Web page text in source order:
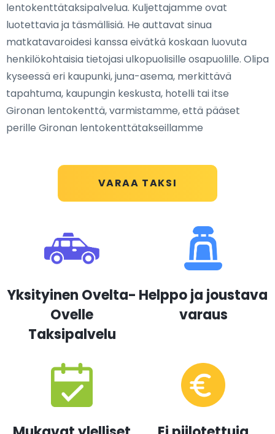
VARAA TAKSI
lentokenttätaksipalvelua. Kuljettajamme ovat
luotettavia ja täsmällisiä. He auttavat sinua
matkatavaroidesi kanssa eivätkä koskaan luovuta
henkilökohtaisia tietojasi ulkopuolisille osapuolille. Olipa
kyseessä eri kaupunki, juna-asema, merkittävä
tapahtuma, kaupungin keskusta, hotelli tai itse
Gironan lentokenttä, varmistamme, että pääset
perille Gironan lentokenttätakseillamme
Yksityinen Ovelta-
Ovelle
Taksipalvelu
Helppo ja joustava
varaus